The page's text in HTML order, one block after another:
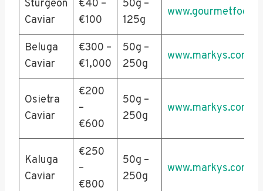
Sturgeon
Caviar
€40 –
€100
50g –
125g
Beluga
Caviar
€300 –
€1,000
50g –
250g
www.markys.com
Osietra
Caviar
€200
–
€600
50g –
250g
www.markys.com
Kaluga
Caviar
€250
–
€800
50g –
250g
www.markys.com